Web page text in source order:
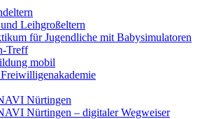
Leihgroßeltern
für Jugendliche mit Babysimulatoren
Treff
mobil
Nürtingen
Nürtingen – digitaler Wegweiser